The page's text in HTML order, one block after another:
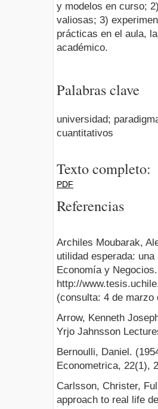
y modelos en curso;
valiosas; 3)
prácticas en el aula,
académico.
Palabras clave
universidad;
cuantitativos
Texto completo:
PDF
Referencias
Archiles Moubarak,
utilidad esperada:
Economía y
http://
(consulta: 4 de marzo
Arrow, Kenneth
Yrjo Jahnsson
Bernoulli, Daniel.
Econometrica, 22(1),
Carlsson, Christer,
approach to real life